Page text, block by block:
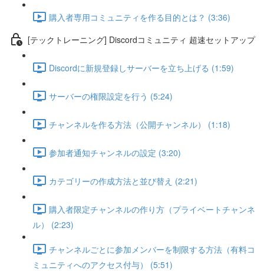
購入者専用コミュニティを作る目的とは？ (3:36)
[テックトレーニング] Discordコミュニティ 超速セットアップ
Discordに新規登録しサーバーを立ち上げる (1:59)
サーバーの権限設定を行う (5:24)
チャンネルを作る方法（公開チャンネル） (1:18)
参加者通知チャンネルの設定 (3:20)
カテゴリーの作成方法と並び替え (2:21)
購入者限定チャンネルの作り方（プライベートチャンネ
ル） (2:23)
チャンネルごとに参加メンバーを制限する方法（有料コ
ミュニティへのアクセス付与） (5:51)